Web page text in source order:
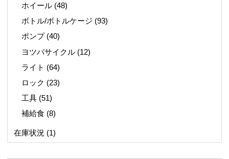
ホイール (48)
ボトル/ボトルケージ (93)
ポンプ(40)
ヨツバサイクル (12)
ライト (64)
ロック (23)
工具 (51)
補給食 (8)
在庫状況 (1)